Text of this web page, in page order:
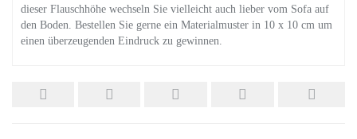
dieser Flauschhöhe wechseln Sie vielleicht auch lieber vom Sofa auf
den Boden. Bestellen Sie gerne ein Materialmuster in 10 x 10 cm um
einen überzeugenden Eindruck zu gewinnen.